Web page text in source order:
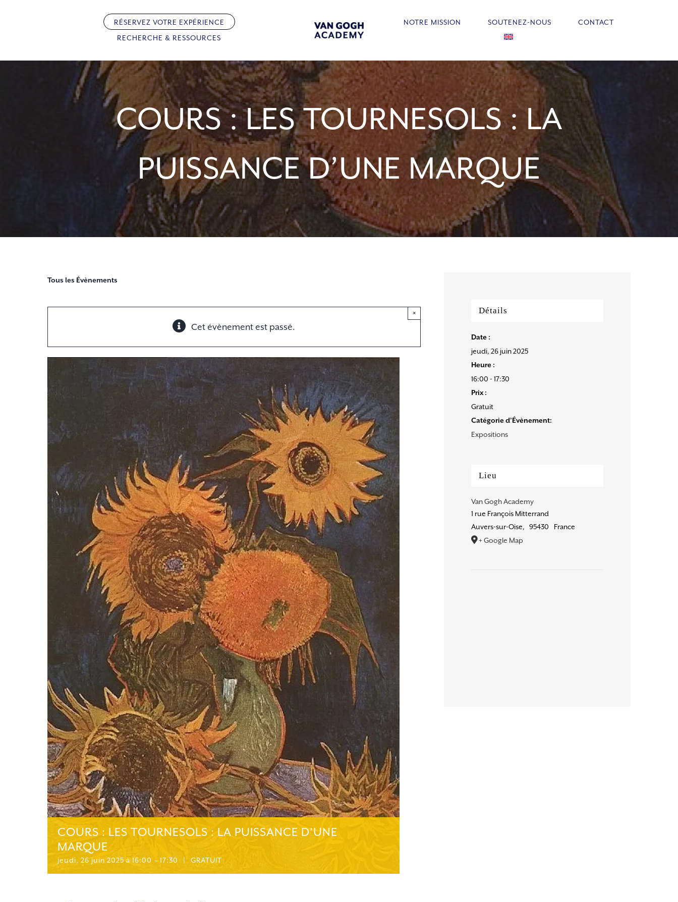
RÉSERVEZ VOTRE EXPÉRIENCE
RECHERCHE & RESSOURCES
NOTRE MISSION SOUTENEZ-NOUS CONTACT
COURS : LES TOURNESOLS : LA
PUISSANCE D’UNE MARQUE
Tous les Évènements
Cet évènement est passé.
×
COURS : LES TOURNESOLS : LA PUISSANCE D’UNE
MARQUE
jeudi, 26 juin 2025 à 16:00 -17:30 | GRATUIT
Détails
Date :
jeudi, 26 juin 2025
Heure :
16:00 - 17:30
Prix :
Gratuit
Catégorie d’Évènement:
Expositions
Lieu
Van Gogh Academy
1 rue François Mitterrand
Auvers-sur-Oise, 95430
France
+ Google Map